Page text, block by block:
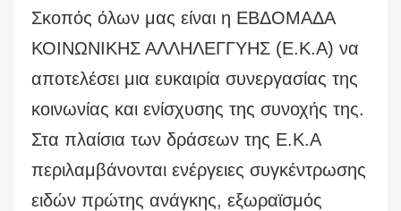
Σκοπός όλων μας είναι η ΕΒΔΟΜΑΔΑ
ΚΟΙΝΩΝΙΚΗΣ ΑΛΛΗΛΕΓΓΥΗΣ (Ε.Κ.Α) να
αποτελέσει μια ευκαιρία συνεργασίας της
κοινωνίας και ενίσχυσης της συνοχής της.
Στα πλαίσια των δράσεων της Ε.Κ.Α
περιλαμβάνονται ενέργειες συγκέντρωσης
ειδών πρώτης ανάγκης, εξωραϊσμός